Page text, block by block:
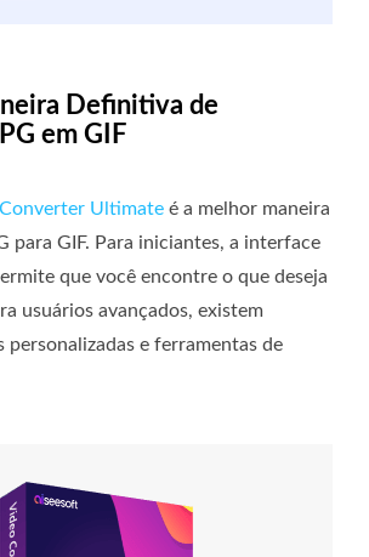
Definitiva de
em GIF
Ultimate é a melhor maneira
para GIF. Para iniciantes, a interface
que você encontre o que deseja
usuários avançados, existem
personalizadas e ferramentas de